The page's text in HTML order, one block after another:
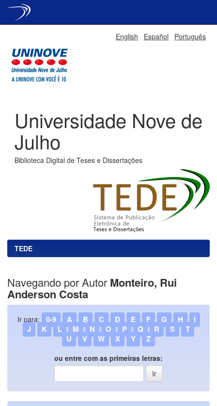
English Español Português
Universidade Nove de
Julho
Biblioteca Digital de Teses e Dissertações
TEDE
Navegando por Autor Monteiro, Rui
Anderson Costa
Ir para: 0-9 A B C D E F G H
I
J
K L M N O P Q R S
T
U
V W X Y Z
ou entre com as primeiras letras: